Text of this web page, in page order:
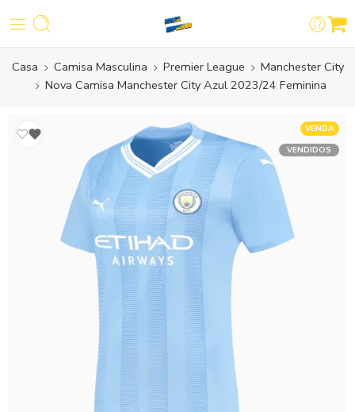
Casa Camisa Masculina Premier League
Manchester City
Nova Camisa Manchester City Azul 2023/24 Feminina
VENDA
VENDIDOS